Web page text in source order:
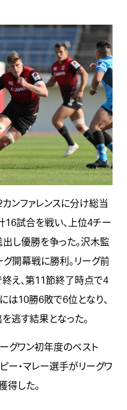
ンファレンスに分け総当
16試合を戦い、上位4チー
し優勝を争った。沢木監
開幕戦に勝利。リーグ前
え、第11節終了時点で4
は10勝6敗で6位となり、
逃す結果となった。
グワン初年度のベスト
ー・マレー選手がリーグワ
得した。